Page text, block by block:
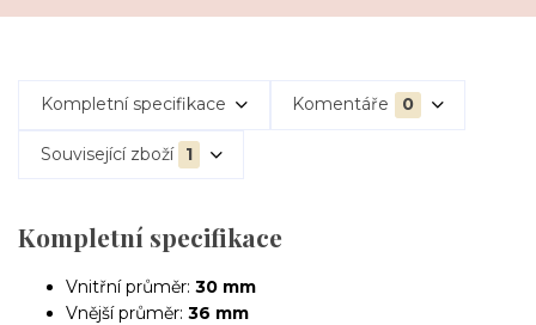
Kompletní specifikace Komentáře 0
Související zboží 1
Kompletní specifikace
Vnitřní průměr: 30 mm
Vnější průměr: 36 mm